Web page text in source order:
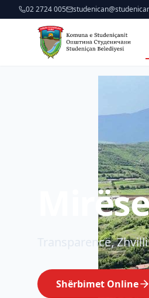
02 2724 005
Transparencë,
Shërbimet Online